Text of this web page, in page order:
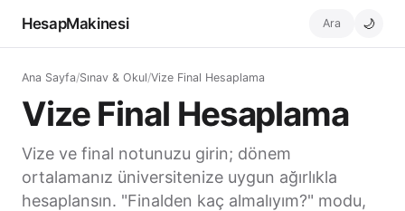
HesapMakinesi Ara 🌙
Ana Sayfa/Sınav & Okul/Vize Final Hesaplama
Vize Final Hesaplama
Vize ve final notunuzu girin; dönem
ortalamanız üniversitenize uygun ağırlıkla
hesaplansın. "Finalden kaç almalıyım?" modu,